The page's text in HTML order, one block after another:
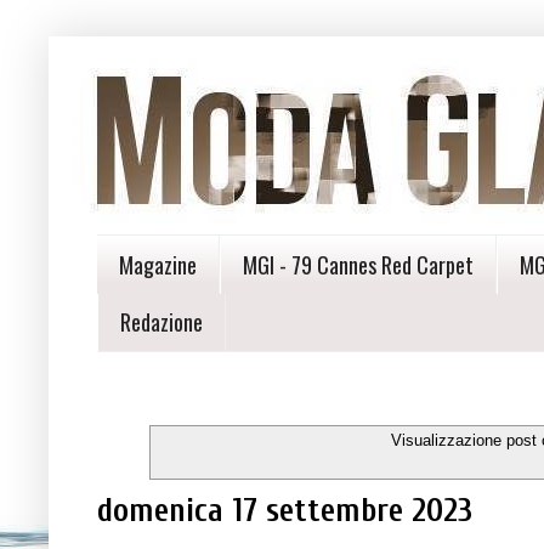
Magazine MGI - 79 Cannes Red Carpet
Redazione
Visualizzazione
domenica 17 settembre 2023